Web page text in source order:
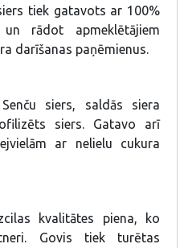
tiek gatavots ar 100%
rādot apmeklētājiem
darīšanas paņēmienus.
siers, saldās siera
siers. Gatavo arī
ar nelielu cukura
kvalitātes piena, ko
Govis tiek turētas